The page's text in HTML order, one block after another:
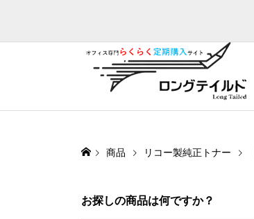
商品 リコー製純正トナー
お探しの商品は何ですか？